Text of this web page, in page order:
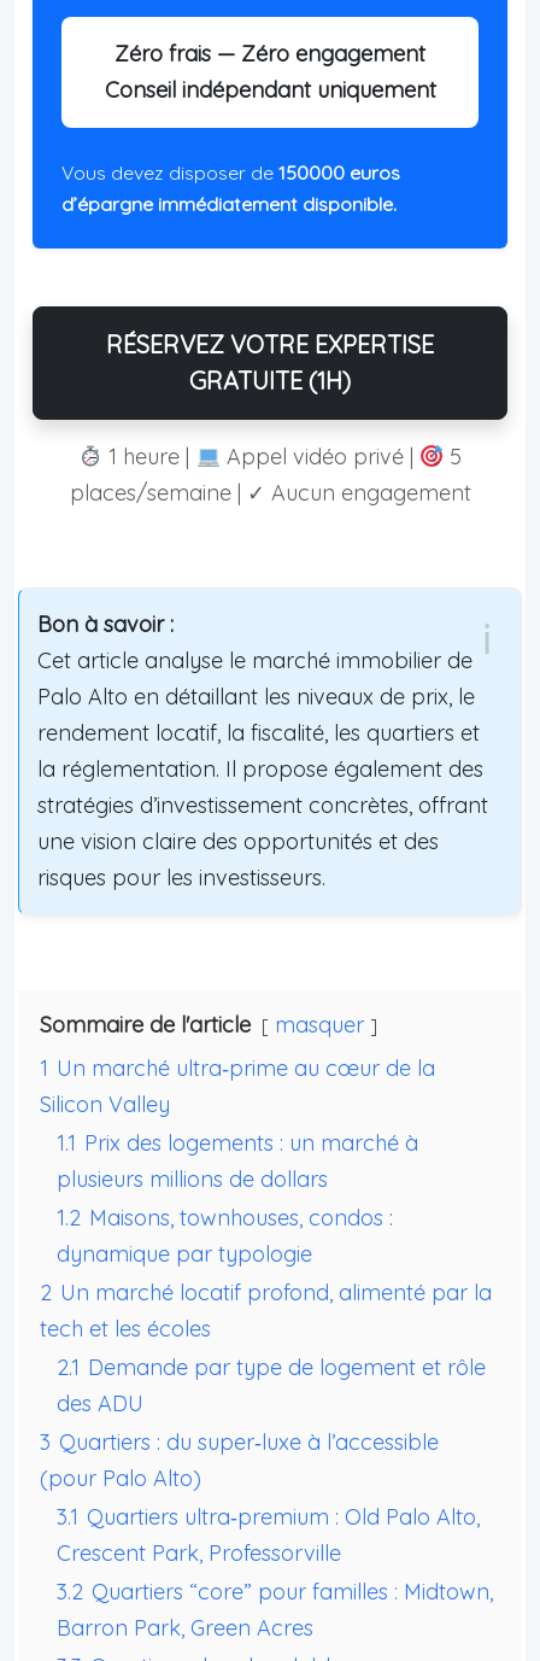
Zéro frais — Zéro engagement
Conseil indépendant uniquement
Vous devez disposer de 150000 euros
d’épargne immédiatement disponible.
RÉSERVEZ VOTRE EXPERTISE
GRATUITE (1H)
1 heure | Appel vidéo privé |
5
places/semaine | ✓ Aucun engagement
Bon à savoir :
Cet article analyse le marché immobilier de
Palo Alto en détaillant les niveaux de prix, le
rendement locatif, la fiscalité, les quartiers et
la réglementation. Il propose également des
stratégies d’investissement concrètes, offrant
une vision claire des opportunités et des
risques pour les investisseurs.
Sommaire de l'article
masquer
1 Un marché ultra‑prime au cœur de la
Silicon Valley
1.1 Prix des logements : un marché à
plusieurs millions de dollars
1.2 Maisons, townhouses, condos :
dynamique par typologie
2 Un marché locatif profond, alimenté par la
tech et les écoles
2.1 Demande par type de logement et rôle
des ADU
3 Quartiers : du super‑luxe à l’accessible
(pour Palo Alto)
3.1 Quartiers ultra‑premium : Old Palo Alto,
Crescent Park, Professorville
3.2 Quartiers “core” pour familles : Midtown,
Barron Park, Green Acres